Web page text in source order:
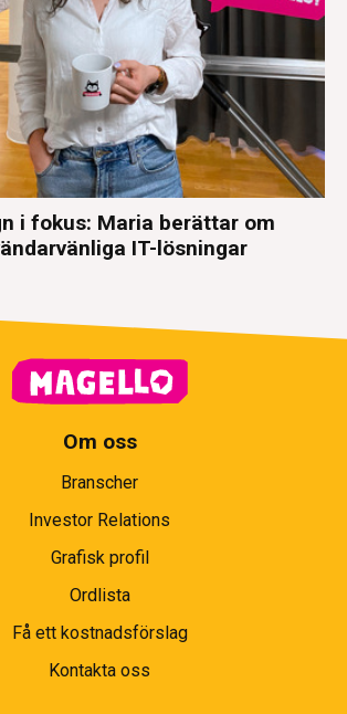
i fokus: Maria berättar om
IT-lösningar
Om oss
Branscher
Investor Relations
Grafisk profil
Ordlista
Få ett kostnadsförslag
Kontakta oss